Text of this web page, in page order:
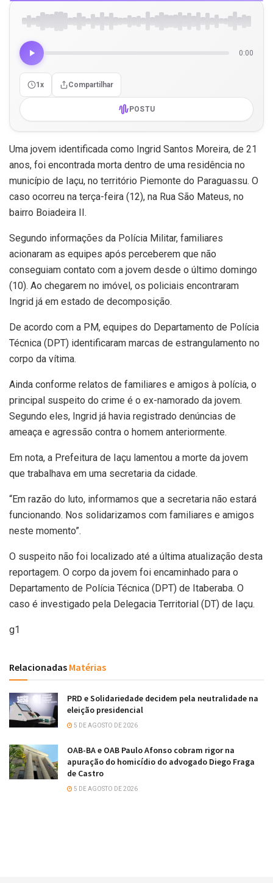
0:00
1x Compartilhar
POSTU
Uma jovem identificada como Ingrid Santos Moreira, de 21
anos, foi encontrada morta dentro de uma residência no
município de Iaçu, no território Piemonte do Paraguassu. O
caso ocorreu na terça-feira (12), na Rua São Mateus, no
bairro Boiadeira II.
Segundo informações da Polícia Militar, familiares
acionaram as equipes após perceberem que não
conseguiam contato com a jovem desde o último domingo
(10). Ao chegarem no imóvel, os policiais encontraram
Ingrid já em estado de decomposição.
De acordo com a PM, equipes do Departamento de Polícia
Técnica (DPT) identificaram marcas de estrangulamento no
corpo da vítima.
Ainda conforme relatos de familiares e amigos à polícia, o
principal suspeito do crime é o ex-namorado da jovem.
Segundo eles, Ingrid já havia registrado denúncias de
ameaça e agressão contra o homem anteriormente.
Em nota, a Prefeitura de Iaçu lamentou a morte da jovem
que trabalhava em uma secretaria da cidade.
“Em razão do luto, informamos que a secretaria não estará
funcionando. Nos solidarizamos com familiares e amigos
neste momento”.
O suspeito não foi localizado até a última atualização desta
reportagem. O corpo da jovem foi encaminhado para o
Departamento de Polícia Técnica (DPT) de Itaberaba. O
caso é investigado pela Delegacia Territorial (DT) de Iaçu.
g1
Relacionadas Matérias
PRD e Solidariedade decidem pela neutralidade na
eleição presidencial
5 DE AGOSTO DE 2026
OAB-BA e OAB Paulo Afonso cobram rigor na
apuração do homicídio do advogado Diego Fraga
de Castro
5 DE AGOSTO DE 2026